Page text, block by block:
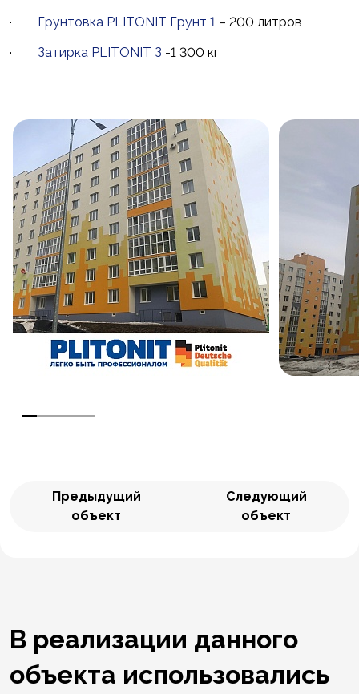
· Грунтовка PLITONIT Грунт 1 – 200 литров
· Затирка PLITONIT З -1 300 кг
Предыдущий
объект
Следующий
объект
В реализации данного
объекта использовались